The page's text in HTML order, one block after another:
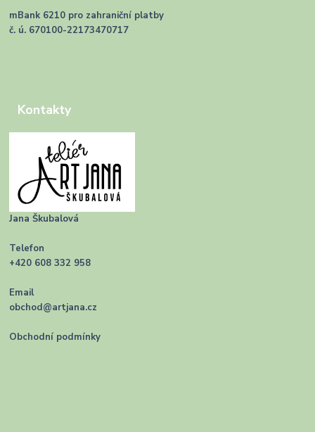
mBank 6210 pro zahraniční platby
č. ú. 670100-22173470717
Kontakty
Jana Škubalová
Telefon
+420 608 332 958
Email
obchod@artjana.cz
Obchodní podmínky